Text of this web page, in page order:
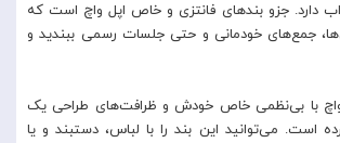
دارد. جزو بندهای فانتزی و خاص اپل واچ است که
جمع‌های خودمانی و حتی جلسات رسمی ببندید و
واچ با بی‌نظمی خاص خودش و ظرافت‌های طراحی یک
است. می‌توانید این بند را با لباس، دستبند و یا